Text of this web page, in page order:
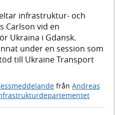
infrastruktur- och
Carlson vid en
Ukraina i Gdansk.
under en session som
till Ukraine Transport
från Andreas